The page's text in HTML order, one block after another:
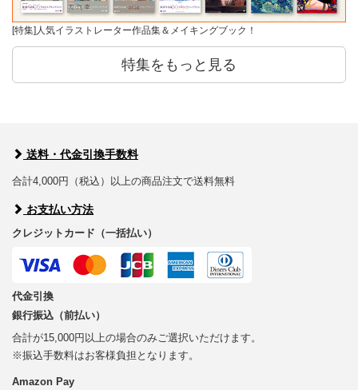
[特集]人気イラストレーター作品集＆メイキングブック！
特集をもっと見る
送料・代金引換手数料
合計4,000円（税込）以上の商品注文で送料無料
お支払い方法
クレジットカード（一括払い）
代金引換
銀行振込（前払い）
合計が15,000円以上の場合のみご選択いただけます。
※振込手数料はお客様負担となります。
Amazon Pay